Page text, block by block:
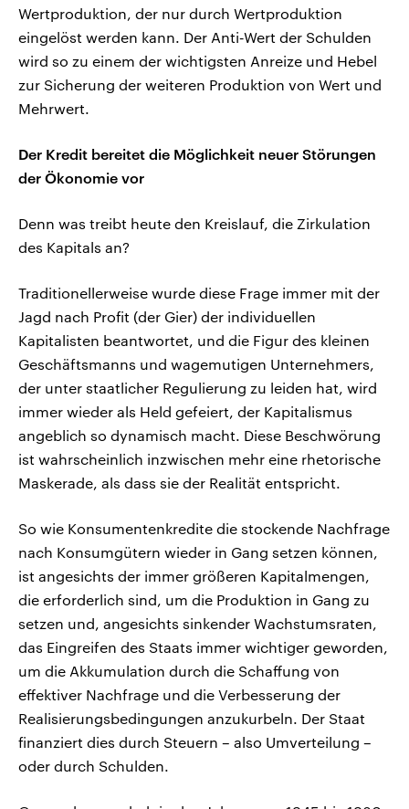
Wertproduktion, der nur durch Wertproduktion
eingelöst werden kann. Der Anti‑Wert der Schulden
wird so zu einem der wichtigsten Anreize und Hebel
zur Sicherung der weiteren Produktion von Wert und
Mehrwert.
Der Kredit bereitet die Möglichkeit neuer Störungen
der Ökonomie vor
Denn was treibt heute den Kreislauf, die Zirkulation
des Kapitals an?
Traditionellerweise wurde diese Frage immer mit der
Jagd nach Profit (der Gier) der individuellen
Kapitalisten beantwortet, und die Figur des kleinen
Geschäftsmanns und wagemutigen Unternehmers,
der unter staatlicher Regulierung zu leiden hat, wird
immer wieder als Held gefeiert, der Kapitalismus
angeblich so dynamisch macht. Diese Beschwörung
ist wahrscheinlich inzwischen mehr eine rhetorische
Maskerade, als dass sie der Realität entspricht.
So wie Konsumentenkredite die stockende Nachfrage
nach Konsumgütern wieder in Gang setzen können,
ist angesichts der immer größeren Kapitalmengen,
die erforderlich sind, um die Produktion in Gang zu
setzen und, angesichts sinkender Wachstumsraten,
das Eingreifen des Staats immer wichtiger geworden,
um die Akkumulation durch die Schaffung von
effektiver Nachfrage und die Verbesserung der
Realisierungsbedingungen anzukurbeln. Der Staat
finanziert dies durch Steuern – also Umverteilung –
oder durch Schulden.